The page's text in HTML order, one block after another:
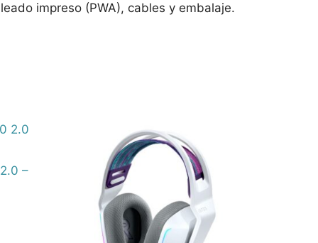
impreso (PWA), cables y embalaje.
–